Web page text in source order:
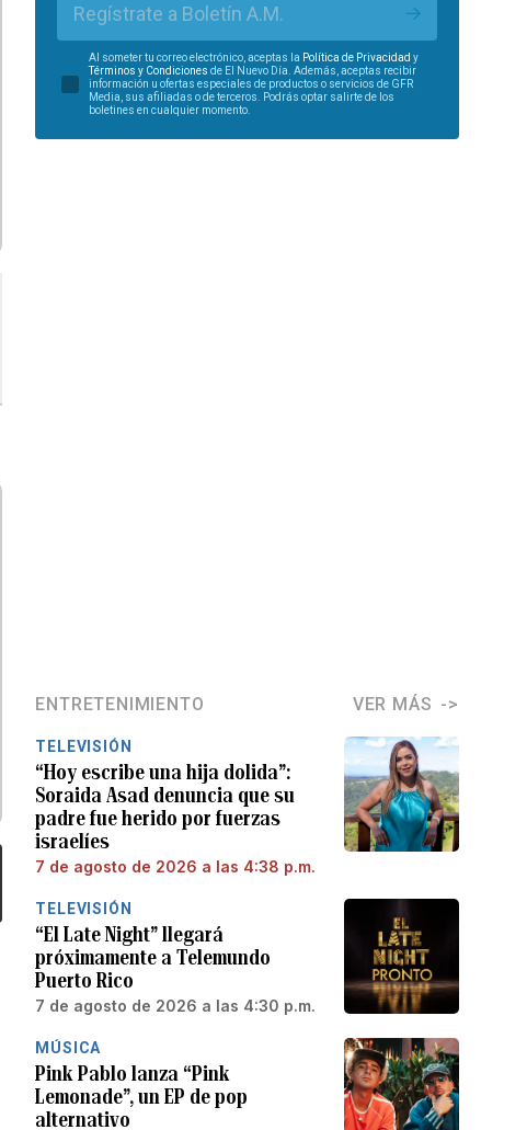
Regístrate a Boletín A.M.
Al someter tu correo electrónico, aceptas la Política de Privacidad y
Términos y Condiciones de El Nuevo Día. Además, aceptas recibir
información u ofertas especiales de productos o servicios de GFR
Media, sus afiliadas o de terceros. Podrás optar salirte de los
boletines en cualquier momento.
ENTRETENIMIENTO VER MÁS
TELEVISIÓN
“Hoy escribe una hija dolida”:
Soraida Asad denuncia que su
padre fue herido por fuerzas
israelíes
7 de agosto de 2026 a las 4:38 p.m.
TELEVISIÓN
“El Late Night” llegará
próximamente a Telemundo
Puerto Rico
7 de agosto de 2026 a las 4:30 p.m.
MÚSICA
Pink Pablo lanza “Pink
Lemonade”, un EP de pop
alternativo